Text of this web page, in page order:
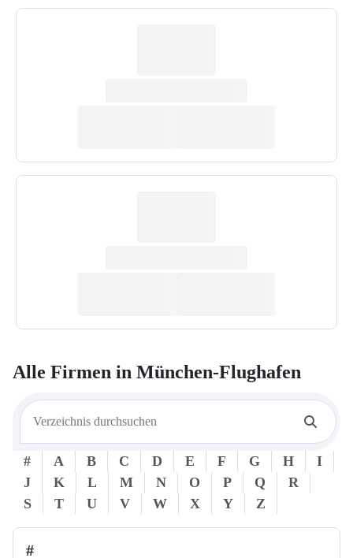
Alle Firmen in München-Flughafen
# A B C D E F G H
I
J
K L M N O P Q
R
S
T U V W X Y Z
#